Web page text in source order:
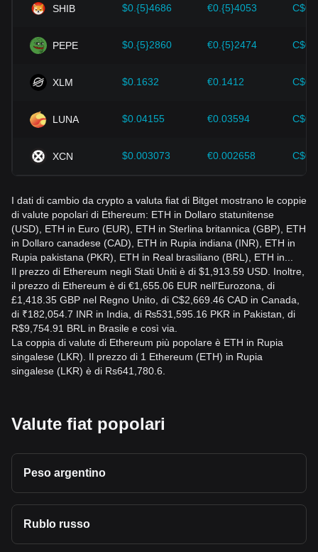
monitorare attentamente le future variazioni del prezzo di
investimento in un mercato in continua evoluzione.
SHIB $0.{5}4686 €0.{5}4053
PEPE $0.{5}2860 €0.{5}2474
XLM $0.1632 €0.1412
LUNA $0.04155 €0.03594
XCN $0.003073 €0.002658
I dati di cambio da crypto a valuta fiat di Bitget mostrano le coppie
di valute popolari di Ethereum: ETH in Dollaro statunitense
(USD), ETH in Euro (EUR), ETH in Sterlina britannica (GBP), ETH
in Dollaro canadese (CAD), ETH in Rupia indiana (INR), ETH in
Rupia pakistana (PKR), ETH in Real brasiliano (BRL), ETH in...
Il prezzo di Ethereum negli Stati Uniti è di $1,913.59 USD. Inoltre,
il prezzo di Ethereum è di €1,655.06 EUR nell'Eurozona, di
£1,418.35 GBP nel Regno Unito, di C$2,669.46 CAD in Canada,
di ₹182,054.7 INR in India, di ₨531,595.16 PKR in Pakistan, di
R$9,754.91 BRL in Brasile e così via.
La coppia di valute di Ethereum più popolare è ETH in Rupia
singalese (LKR). Il prezzo di 1 Ethereum (ETH) in Rupia
singalese (LKR) è di Rs641,780.6.
Valute fiat popolari
Peso argentino
Rublo russo